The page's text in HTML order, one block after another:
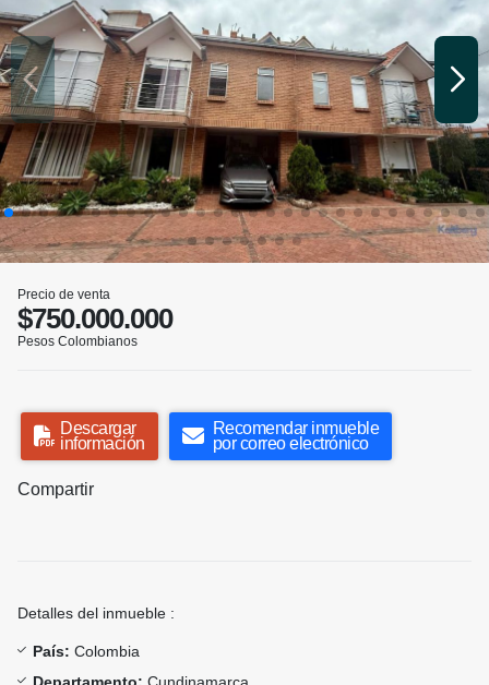
Precio de venta
$750.000.000
Pesos Colombianos
Descargar
información
Recomendar inmueble
por correo electrónico
Compartir
Detalles del inmueble :
País: Colombia